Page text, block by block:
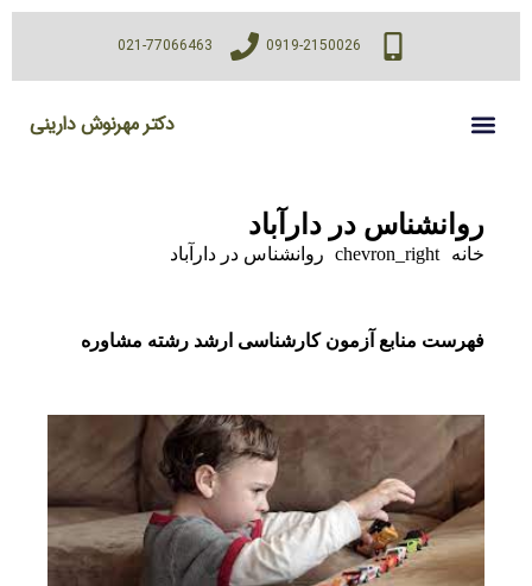
0919-2150026
021-77066463
دکتر مهرنوش دارینی
روانشناس در دارآباد
chevron_right روانشناس در دارآباد
فهرست منابع آزمون کارشناسی ارشد رشته مشاوره